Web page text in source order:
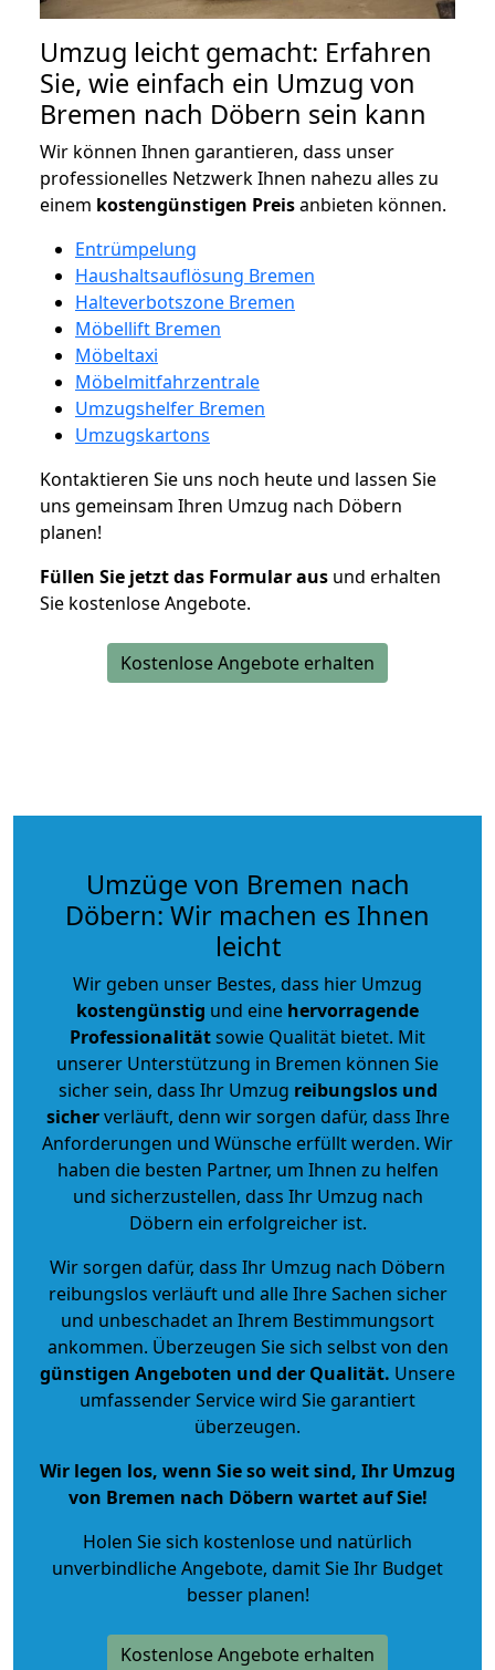
Umzug leicht gemacht: Erfahren
Sie, wie einfach ein Umzug von
Bremen nach Döbern sein kann
Wir können Ihnen garantieren, dass unser
professionelles Netzwerk Ihnen nahezu alles zu
einem kostengünstigen Preisanbieten können.
Entrümpelung
Haushaltsauflösung Bremen
Halteverbotszone Bremen
Möbellift Bremen
Möbeltaxi
Möbelmitfahrzentrale
Umzugshelfer Bremen
Umzugskartons
Kontaktieren Sie uns noch heute und lassen Sie
uns gemeinsam Ihren Umzug nach Döbern
planen!
Füllen Sie jetzt das Formular aus und erhalten
Sie kostenlose Angebote.
Kostenlose Angebote erhalten
Umzüge von Bremen nach
Döbern: Wir machen es Ihnen
leicht
Wir geben unser Bestes, dass hier Umzug
kostengünstig und eine hervorragende
Professionalitätsowie Qualität bietet. Mit
unserer Unterstützung in Bremen können Sie
sicher sein, dass Ihr Umzug reibungslos und
sicherverläuft, denn wir sorgen dafür, dass Ihre
Anforderungen und Wünsche erfüllt werden. Wir
haben die besten Partner, um Ihnen zu helfen
und sicherzustellen, dass Ihr Umzug nach
Döbern ein erfolgreicher ist.
Wir sorgen dafür, dass Ihr Umzug nach Döbern
reibungslos verläuft und alle Ihre Sachen sicher
und unbeschadet an Ihrem Bestimmungsort
ankommen. Überzeugen Sie sich selbst von den
günstigen Angeboten und der Qualität. Unsere
umfassender Service wird Sie garantiert
überzeugen.
Wir legen los, wenn Sie so weit sind, Ihr Umzug
von Bremen nach Döbern wartet auf Sie!
Holen Sie sich kostenlose und natürlich
unverbindliche Angebote, damit Sie Ihr Budget
besser planen!
Kostenlose Angebote erhalten